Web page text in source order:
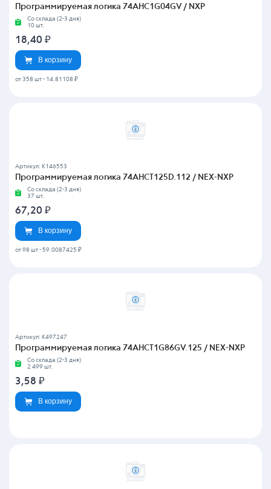
Программируемая логика 74AHC1G04GV / NXP
Со склада (2-3 дня)
10 шт.
18,40 ₽
В корзину
от 358 шт - 14.81108 ₽
Артикул: K146553
Программируемая логика 74AHCT125D.112 / NEX-NXP
Со склада (2-3 дня)
37 шт.
67,20 ₽
В корзину
от 98 шт - 59.0087425 ₽
Артикул: K497247
Программируемая логика 74AHCT1G86GV.125 / NEX-NXP
Со склада (2-3 дня)
2 499 шт.
3,58 ₽
В корзину